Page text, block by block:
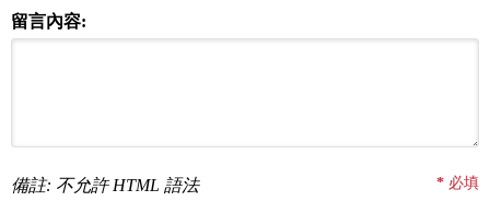
留言內容:
備註: 不允許 HTML 語法 * 必填